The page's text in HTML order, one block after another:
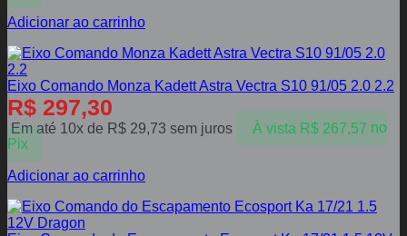
Adicionar ao carrinho
Eixo Comando Monza Kadett Astra Vectra S10 91/05 2.0 2.2
R$ 297,30
Em até 10x de R$ 29,73 sem juros À vista R$267,57 no
Pix
Adicionar ao carrinho